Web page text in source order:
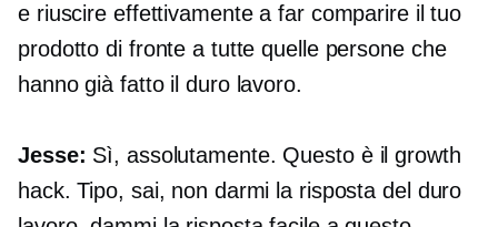
e riuscire effettivamente a far comparire il tuo
prodotto di fronte a tutte quelle persone che
hanno già fatto il duro lavoro.
Jesse: Sì, assolutamente. Questo è il growth
hack. Tipo, sai, non darmi la risposta del duro